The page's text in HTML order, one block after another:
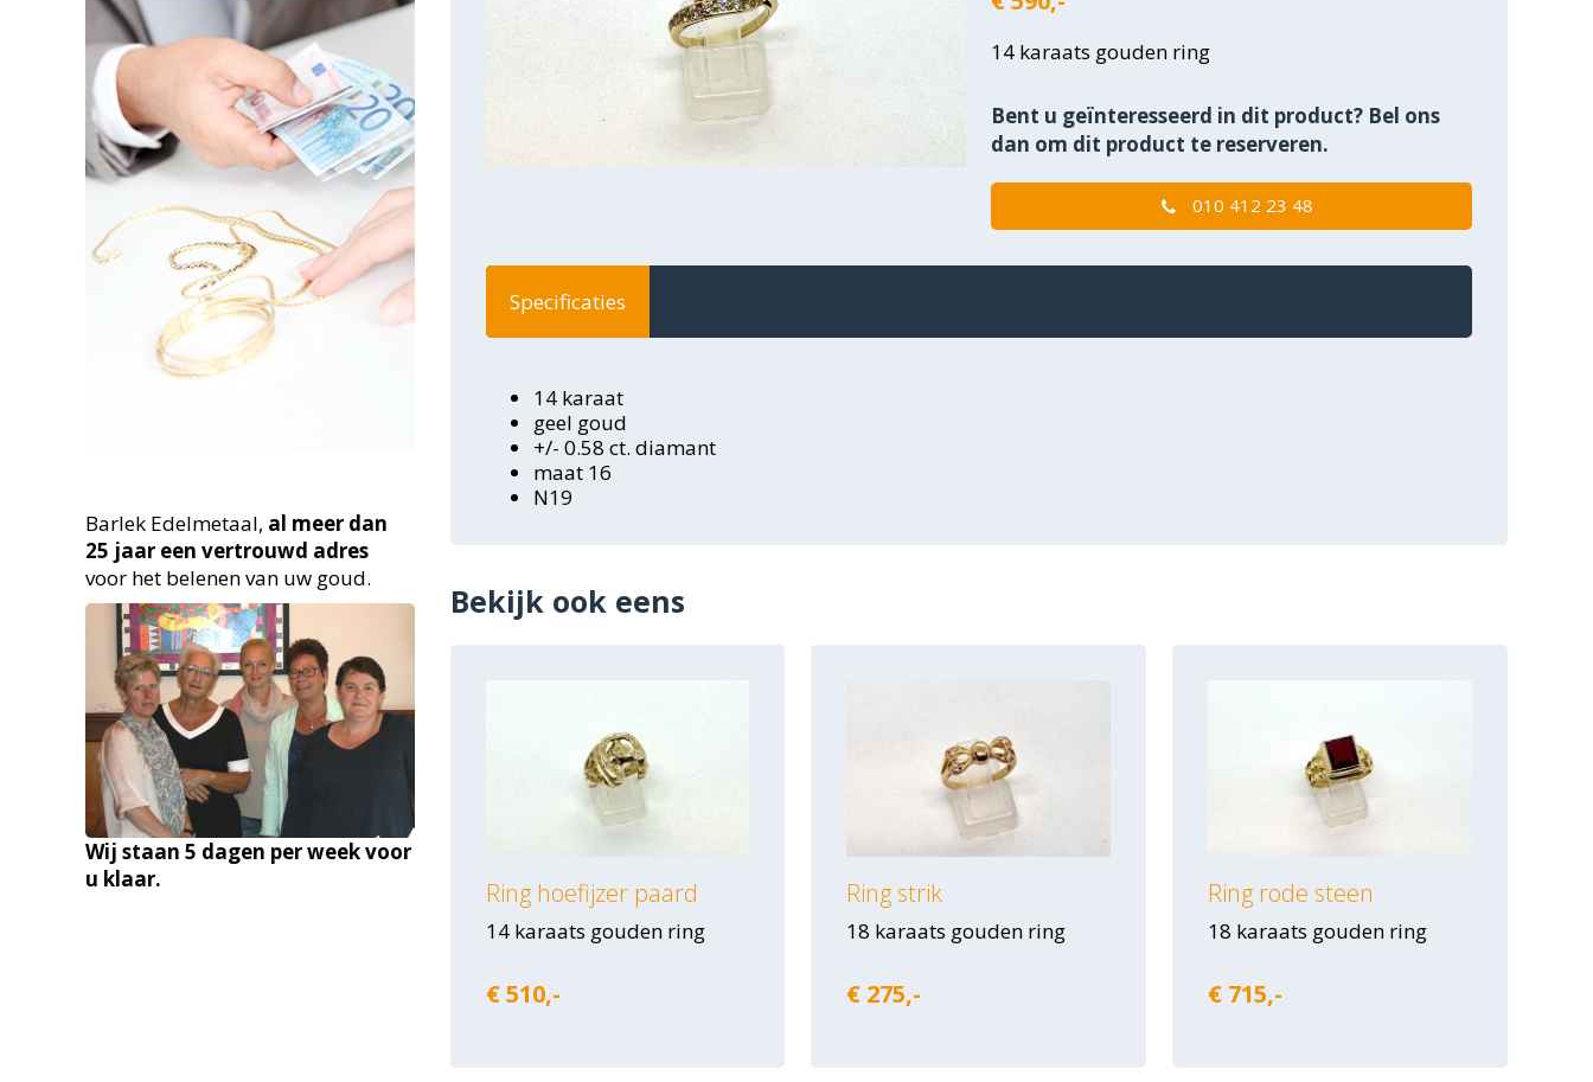
Barlek Edelmetaal, al meer dan
25 jaar een vertrouwd adres
voor het belenen van uw goud.
Wij staan 5 dagen per week voor
u klaar.
14 karaats gouden ring
Bent u geïnteresseerd in dit product? Bel ons
dan om dit product te reserveren.
010 412 23 48
Specificaties
14 karaat
geel goud
+/- 0.58 ct. diamant
maat 16
N19
Bekijk ook eens
Ring hoefijzer paard
14 karaats gouden ring
€ 510,-
Ring strik
18 karaats gouden ring
€ 275,-
Ring rode steen
18 karaats gouden ring
€ 715,-